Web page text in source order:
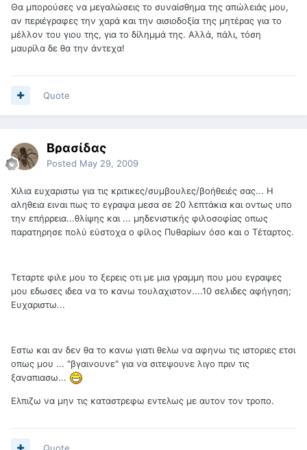
Θα μπορούσες να μεγαλώσεις το συναίσθημα της απώλειάς μου,
αν περιέγραφες την χαρά και την αισιοδοξία της μητέρας για το
μέλλον του γιου της, για το δίλημμά της. Αλλά, πάλι, τόση
μαυρίλα δε θα την άντεχα!
Quote
Βρασίδας
Posted May 29, 2009
Χιλια ευχαριστω για τις κριτικες/συμβουλες/βοήθειές σας... Η
αληθεια ειναι πως το εγραψα μεσα σε 20 λεπτάκια και οντως υπο
την επήρρεια...θλίψης και ... μηδενιστικής φιλοσοφίας οπως
παρατηρησε πολύ εύστοχα ο φίλος Πυθαρίων όσο και ο Τέταρτος.
Τεταρτε φιλε μου το ξερεις οτι με μια γραμμη που μου εγραψες
μου εδωσες ιδεα να το κανω τουλαχιστον....10 σελιδες αφήγηση;
Ευχαριστω...
Εστω και αν δεν θα το κανω γιατι θελω να αφηνω τις ιστοριες ετσι
οπως μου ... "βγαινουνε" για να σιτεψουνε λιγο πριν τις
ξαναπιασω...
Ελπιζω να μην τις καταστρεφω εντελως με αυτον τον τροπο.